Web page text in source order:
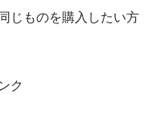
じものを購入したい方
ク